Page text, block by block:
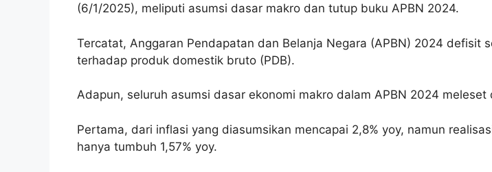
(6/1/2025), meliputi asumsi dasar makro dan tutup buku APBN 2024.
Tercatat, Anggaran Pendapatan dan Belanja Negara (APBN) 2024 defisit
terhadap produk domestik bruto (PDB).
Adapun, seluruh asumsi dasar ekonomi makro dalam APBN 2024 meleset
Pertama, dari inflasi yang diasumsikan mencapai 2,8% yoy, namun
hanya tumbuh 1,57% yoy.